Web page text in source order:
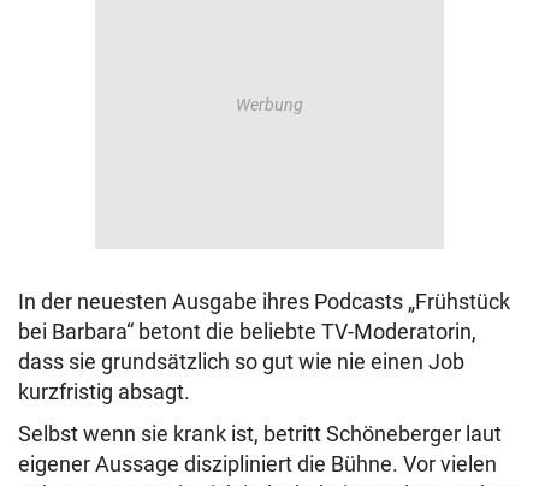
In der neuesten Ausgabe ihres Podcasts „Frühstück
bei Barbara“ betont die beliebte TV-Moderatorin,
dass sie grundsätzlich so gut wie nie einen Job
kurzfristig absagt.
Selbst wenn sie krank ist, betritt Schöneberger laut
eigener Aussage diszipliniert die Bühne. Vor vielen